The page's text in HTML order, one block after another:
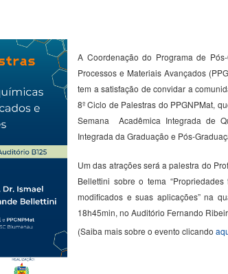
A Coordenação do Programa de
Processos e Materiais Avançados
tem a satisfação de convidar a
8º Ciclo de Palestras do PPGNPMat,
Semana Acadêmica Integrada de
Integrada da Graduação e Pós-
Um das atrações será a palestra do
Bellettini sobre o tema
modificados e suas aplicações” na
18h45min, no Auditório Fernando
(Saiba mais sobre o evento clicando